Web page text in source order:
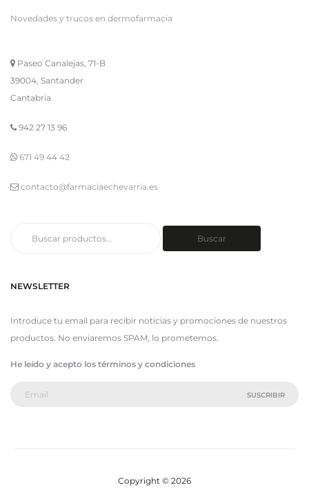
Novedades y trucos en dermofarmacia
Paseo Canalejas, 71-B
39004, Santander
Cantabria
942 27 13 96
671 49 44 42
contacto@farmaciaechevarria.es
Buscar
NEWSLETTER
Introduce tu email para recibir noticias y promociones de nuestros
productos. No enviaremos SPAM, lo prometemos.
He leído y acepto los términos y condiciones
Copyright © 2026